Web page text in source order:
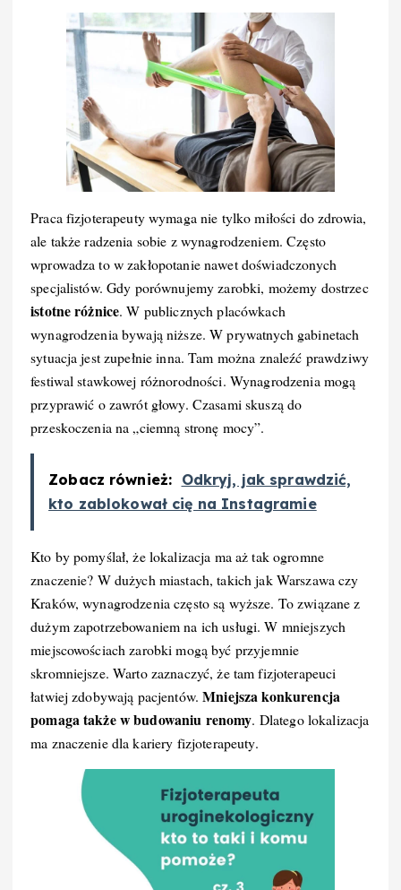
Praca fizjoterapeuty wymaga nie tylko miłości do zdrowia,
ale także radzenia sobie z wynagrodzeniem. Często
wprowadza to w zakłopotanie nawet doświadczonych
specjalistów. Gdy porównujemy zarobki, możemy dostrzec
istotne różnice. W publicznych placówkach
wynagrodzenia bywają niższe. W prywatnych gabinetach
sytuacja jest zupełnie inna. Tam można znaleźć prawdziwy
festiwal stawkowej różnorodności. Wynagrodzenia mogą
przyprawić o zawrót głowy. Czasami skuszą do
przeskoczenia na „ciemną stronę mocy”.
Zobacz również: Odkryj, jak sprawdzić,
kto zablokował cię na Instagramie
Kto by pomyślał, że lokalizacja ma aż tak ogromne
znaczenie? W dużych miastach, takich jak Warszawa czy
Kraków, wynagrodzenia często są wyższe. To związane z
dużym zapotrzebowaniem na ich usługi. W mniejszych
miejscowościach zarobki mogą być przyjemnie
skromniejsze. Warto zaznaczyć, że tam fizjoterapeuci
łatwiej zdobywają pacjentów.Mniejsza konkurencja
pomaga także w budowaniu renomy. Dlatego lokalizacja
ma znaczenie dla kariery fizjoterapeuty.